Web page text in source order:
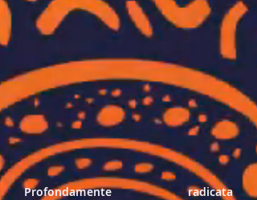
Profondamente radicata